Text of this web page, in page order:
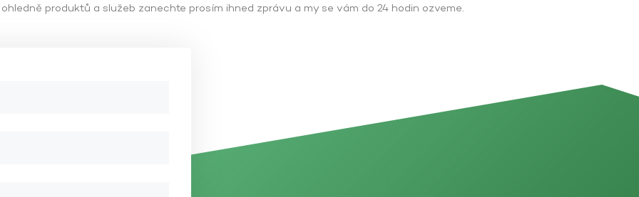
produktů a služeb zanechte prosím ihned zprávu a my se vám do 24 hodin ozveme.